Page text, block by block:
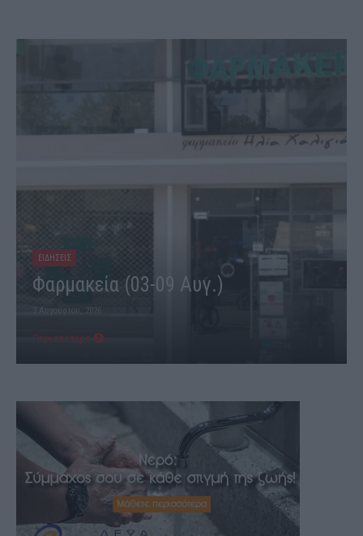
ΕΙΔΗΣΕΙΣ
Φαρμακεία (03-09 Αυγ.)
3 Αυγούστου, 2026
Περισσότερα